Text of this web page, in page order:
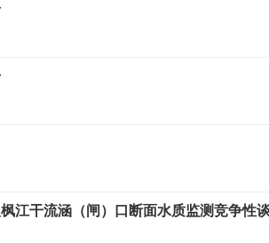
江干流涵（闸）口断面水质监测竞争性